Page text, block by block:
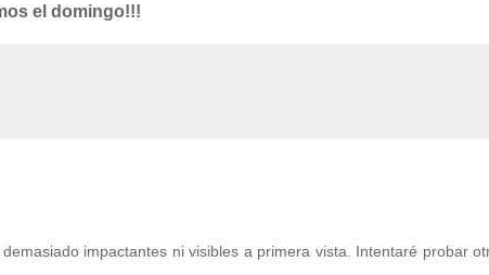
el domingo!!!
impactantes ni visibles a primera vista. Intentaré probar